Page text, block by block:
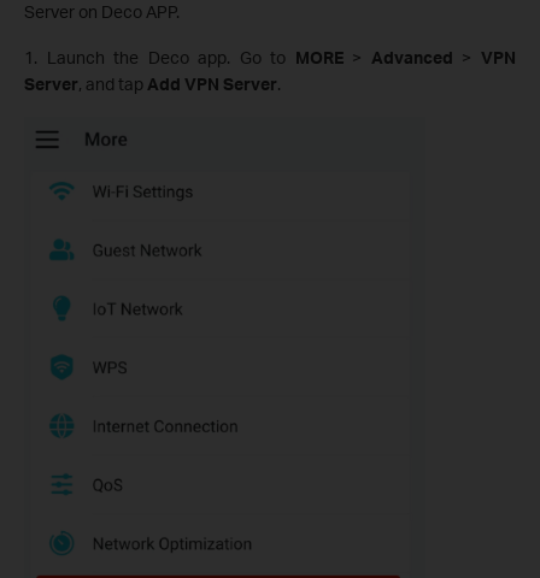
Server on Deco APP.
1. Launch the Deco app. Go to MORE> Advanced >VPN
Server, and tap Add VPN Server.